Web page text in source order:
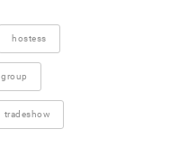
hostess
group
tradeshow